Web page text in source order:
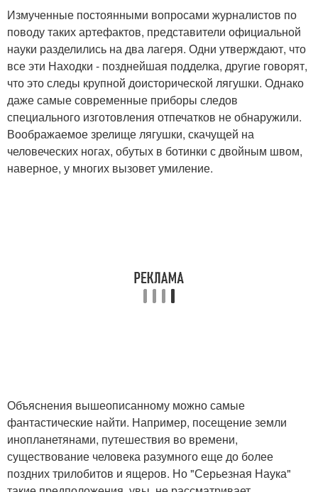
Измученные постоянными вопросами журналистов по
поводу таких артефактов, представители официальной
науки разделились на два лагеря. Одни утверждают, что
все эти Находки - позднейшая подделка, другие говорят,
что это следы крупной доисторической лягушки. Однако
даже самые современные приборы следов
специального изготовления отпечатков не обнаружили.
Воображаемое зрелище лягушки, скачущей на
человеческих ногах, обутых в ботинки с двойным швом,
наверное, у многих вызовет умиление.
Объяснения вышеописанному можно самые
фантастические найти. Например, посещение земли
инопланетянами, путешествия во времени,
существование человека разумного еще до более
поздних трилобитов и ящеров. Но "Серьезная Наука"